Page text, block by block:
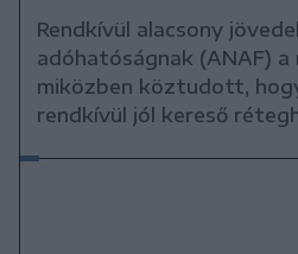
Rendkívül alacsony
adóhatóságnak (ANAF)
miközben köztudott,
rendkívül jól kereső